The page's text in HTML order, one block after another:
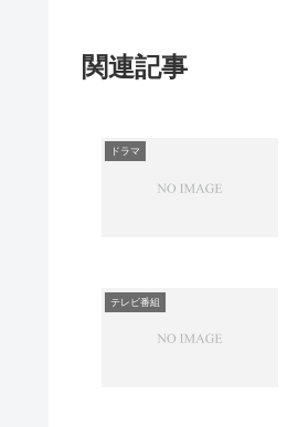
関連記事
ドラマ
テレビ番組